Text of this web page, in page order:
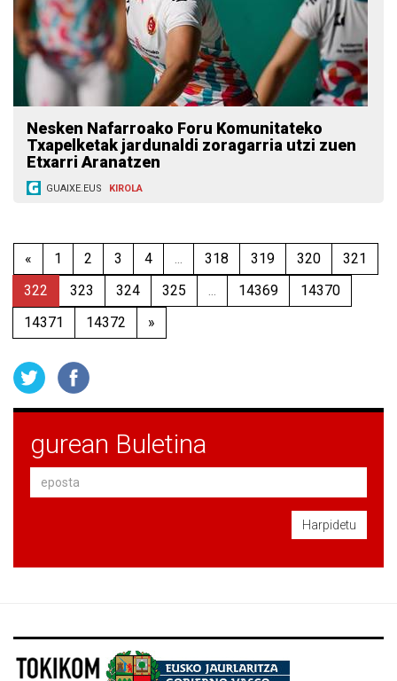
Nesken Nafarroako Foru Komunitateko
Txapelketak jardunaldi zoragarria utzi zuen
Etxarri Aranatzen
GUAIXE.EUS KIROLA
« 1 2 3 4 ... 318 319 320
321
322
323 324 325 ... 14369
14370
14371
14372 »
gurean Buletina
Harpidetu